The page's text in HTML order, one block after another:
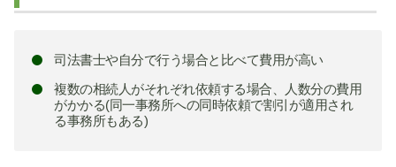
司法書士や自分で行う場合と比べて費用が高い
複数の相続人がそれぞれ依頼する場合、人数分の費用
がかかる(同一事務所への同時依頼で割引が適用され
る事務所もある)